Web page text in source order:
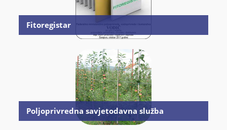
Fitoregistar
Poljoprivredna savjetodavna služba